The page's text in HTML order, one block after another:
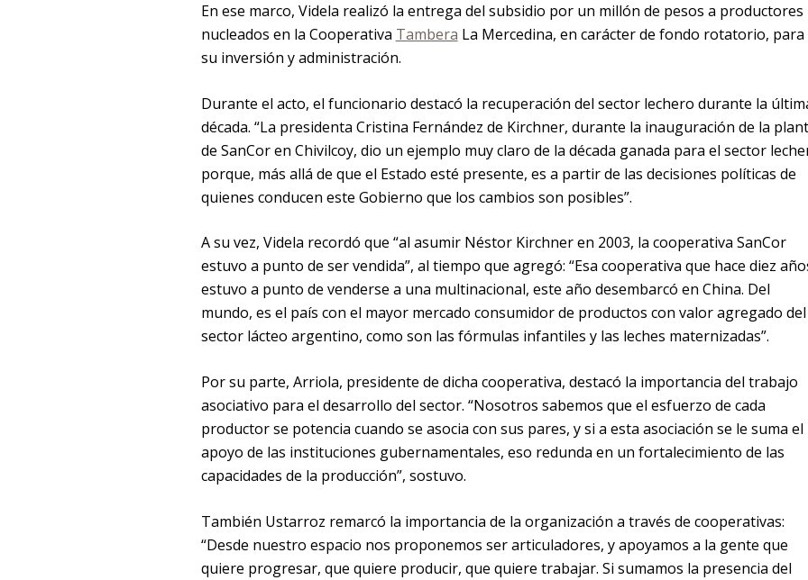
En ese marco, Videla realizó la entrega del subsidio por un millón de pesos a productores
nucleados en la Cooperativa Tambera La Mercedina, en carácter de fondo rotatorio, para
su inversión y administración.
Durante el acto, el funcionario destacó la recuperación del sector lechero durante la
década. “La presidenta Cristina Fernández de Kirchner, durante la inauguración de la
de SanCor en Chivilcoy, dio un ejemplo muy claro de la década ganada para el sector
porque, más allá de que el Estado esté presente, es a partir de las decisiones políticas de
quienes conducen este Gobierno que los cambios son posibles”.
A su vez, Videla recordó que “al asumir Néstor Kirchner en 2003, la cooperativa SanCor
estuvo a punto de ser vendida”, al tiempo que agregó: “Esa cooperativa que hace diez
estuvo a punto de venderse a una multinacional, este año desembarcó en China. Del
mundo, es el país con el mayor mercado consumidor de productos con valor agregado del
sector lácteo argentino, como son las fórmulas infantiles y las leches maternizadas”.
Por su parte, Arriola, presidente de dicha cooperativa, destacó la importancia del trabajo
asociativo para el desarrollo del sector. “Nosotros sabemos que el esfuerzo de cada
productor se potencia cuando se asocia con sus pares, y si a esta asociación se le suma el
apoyo de las instituciones gubernamentales, eso redunda en un fortalecimiento de las
capacidades de la producción”, sostuvo.
También Ustarroz remarcó la importancia de la organización a través de cooperativas:
“Desde nuestro espacio nos proponemos ser articuladores, y apoyamos a la gente que
quiere progresar, que quiere producir, que quiere trabajar. Si sumamos la presencia del